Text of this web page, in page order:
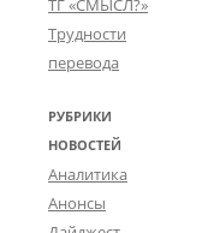
ТГ «СМЫСЛ?»
Трудности
перевода
РУБРИКИ
НОВОСТЕЙ
Аналитика
Анонсы